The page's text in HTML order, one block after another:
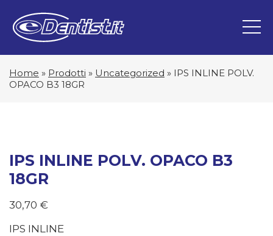
Home » Prodotti » Uncategorized » IPS INLINE POLV.
OPACO B3 18GR
IPS INLINE POLV. OPACO B3
18GR
30,70 €
IPS INLINE